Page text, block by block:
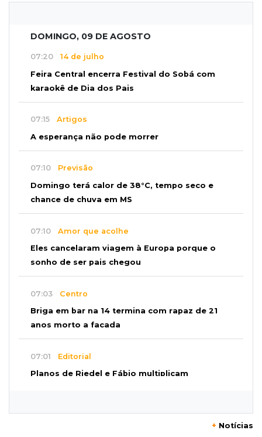
DOMINGO, 09 DE AGOSTO
07:20 14 de julho
Feira Central encerra Festival do Sobá com
karaokê de Dia dos Pais
07:15 Artigos
A esperança não pode morrer
07:10 Previsão
Domingo terá calor de 38°C, tempo seco e
chance de chuva em MS
07:10 Amor que acolhe
Eles cancelaram viagem à Europa porque o
sonho de ser pais chegou
07:03 Centro
Briga em bar na 14 termina com rapaz de 21
anos morto a facada
07:01 Editorial
Planos de Riedel e Fábio multiplicam
+ Notícias